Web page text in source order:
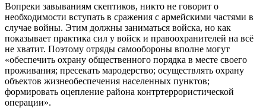
Вопреки завываниям скептиков, никто не говорит о
необходимости вступать в сражения с армейскими частями в
случае войны. Этим должны заниматься войска, но как
показывает практика сил у войск и правоохранителей на всё
не хватит. Поэтому отряды самообороны вполне могут
«обеспечить охрану общественного порядка в месте своего
проживания; пресекать мародерство; осуществлять охрану
объектов жизнеобеспечения населенных пунктов;
формировать оцепление района контртеррористической
операции».